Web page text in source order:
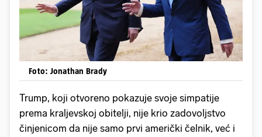
Foto: Jonathan Brady
Trump, koji otvoreno pokazuje svoje simpatije
prema kraljevskoj obitelji, nije krio zadovoljstvo
činjenicom da nije samo prvi američki čelnik, već i